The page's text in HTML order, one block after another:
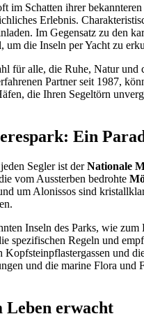
im Schatten ihrer
Erlebnis.
Im Gegensatz zu den
die Inseln per Yacht zu
für alle, die Ruhe, Natur und
Partner seit 1987,
die Ihren Segeltörn
Ein
Segler ist derNationale
vom Aussterben bedrohte
um Alonissos sind
Inseln des Parks, wie
spezifischen Regeln und
und
und die marine Flora
Leben erwacht